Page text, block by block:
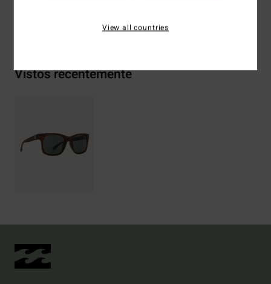
Envio& Devoluciones
Vistos recentemente
View all countries